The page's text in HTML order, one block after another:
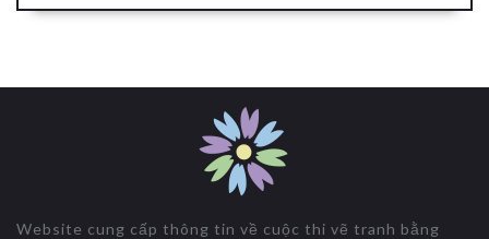
Website cung cấp thông tin về cuộc thi vẽ tranh bằng